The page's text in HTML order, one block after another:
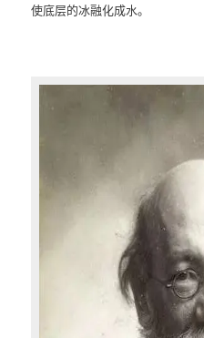
使底层的冰融化成水。